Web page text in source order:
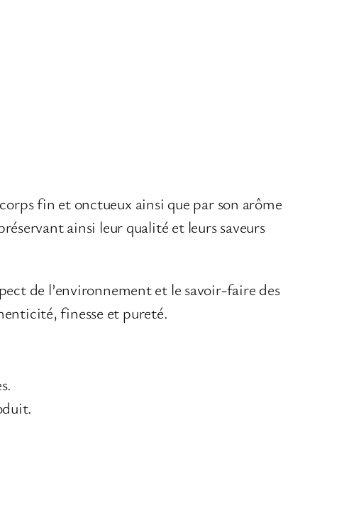
fin et onctueux ainsi que par son arôme
ainsi leur qualité et leurs saveurs
de l’environnement et le savoir-faire des
finesse et pureté.